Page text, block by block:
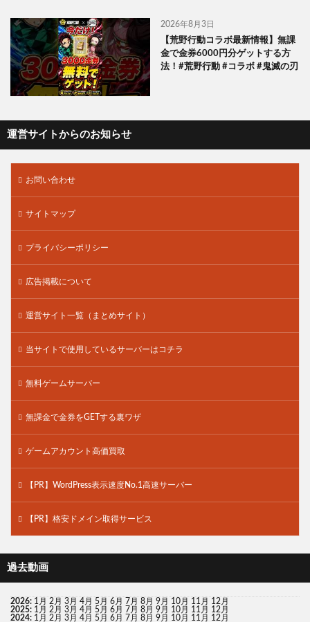
2026年8月3日
【荒野行動コラボ最新情報】無課
金で金券6000円分ゲットする方
法！#荒野行動 #コラボ #鬼滅の刃
運営サイトからのお知らせ
お問い合わせ
サイトマップ
プライバシーポリシー
広告掲載について
運営サイト一覧（まとめサイト）
当サイトで使用しているサーバーはコチラ
無料ゲームサーバー
無課金で金券をGETする裏ワザ
ゲームアカウント高価買取
【PR】WordPress表示速度No.1高速サーバー
【PR】格安ドメイン取得サービス
過去動画
2026: 1月 2月 3月 4月 5月 6月 7月 8月 9月 10月 11月 12月
2025: 1月 2月 3月 4月 5月 6月 7月 8月 9月 10月 11月 12月
2024: 1月 2月 3月 4月 5月 6月 7月 8月 9月 10月 11月 12月